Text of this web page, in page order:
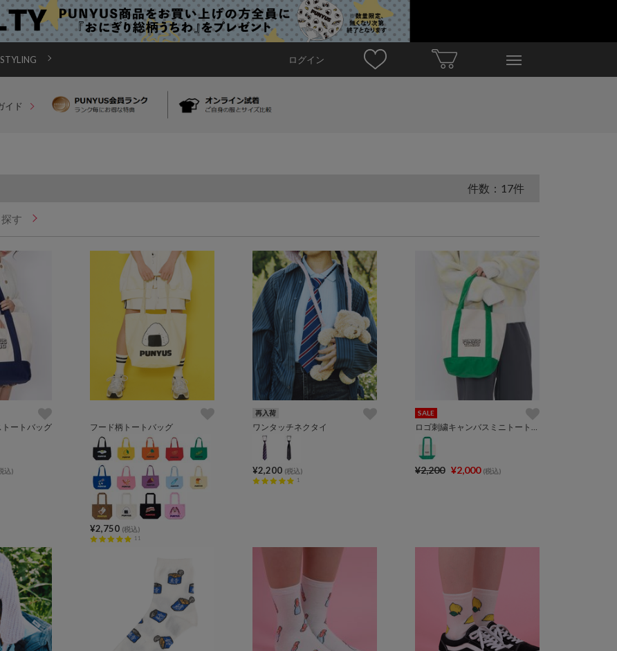
STYLING ログイン
イド
件数：17件
す
トートバッグ
込)
フード柄トートバッグ
¥2,750 (税込)
11
再入荷
ワンタッチネクタイ
¥2,200 (税込)
1
SALE
ロゴ刺繍キャンバスミニトートバッグ
¥2,200 ¥2,000 (税込)